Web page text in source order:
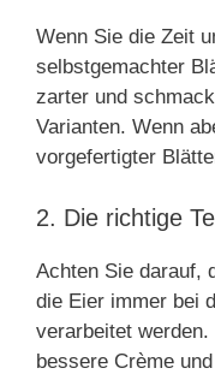
Wenn Sie die Zeit
selbstgemachter
zarter und
Varianten. Wenn
vorgefertigter
2. Die richtige
Achten Sie darauf,
die Eier immer bei
verarbeitet
bessere Crème